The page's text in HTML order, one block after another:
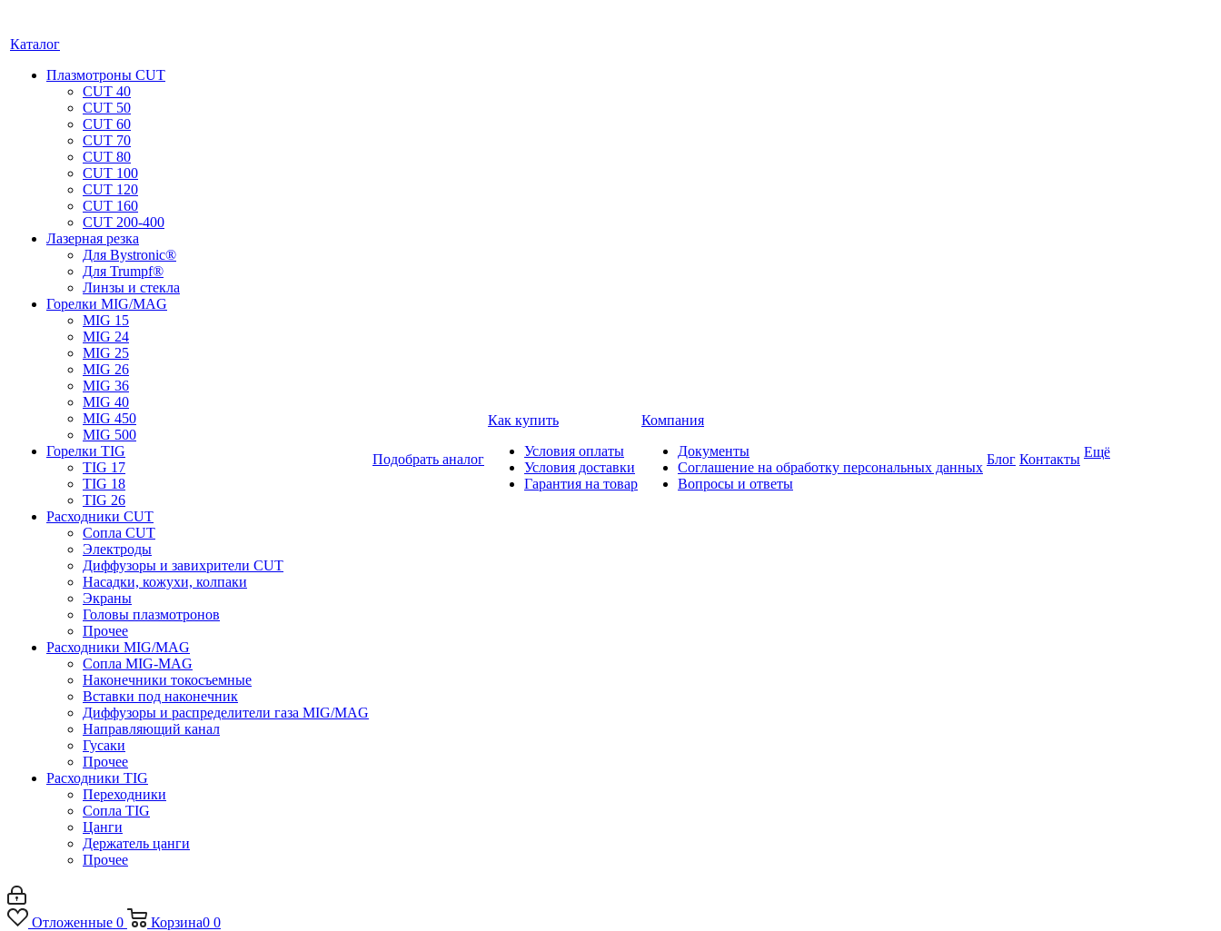
Каталог
Плазмотроны CUT
CUT 40
CUT 50
CUT 60
CUT 70
CUT 80
CUT 100
CUT 120
CUT 160
CUT 200-400
Лазерная резка
Для Bystronic®
Для Trumpf®
Линзы и стекла
Горелки MIG/MAG
MIG 15
MIG 24
MIG 25
MIG 26
MIG 36
MIG 40
MIG 450
MIG 500
Горелки TIG
TIG 17
TIG 18
TIG 26
Расходники CUT
Сопла CUT
Электроды
Диффузоры и завихрители CUT
Насадки, кожухи, колпаки
Экраны
Головы плазмотронов
Прочее
Расходники MIG/MAG
Сопла MIG-MAG
Наконечники токосъемные
Вставки под наконечник
Диффузоры и распределители газа MIG/MAG
Направляющий канал
Гусаки
Прочее
Расходники TIG
Переходники
Сопла TIG
Цанги
Держатель цанги
Прочее
Подобрать аналог
Как купить
Условия оплаты
Условия доставки
Гарантия на товар
Компания
Документы
Соглашение на обработку персональных данных
Вопросы и ответы
Блог Контакты Ещё
Отложенные 0 Корзина0 0